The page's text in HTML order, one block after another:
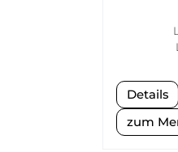
Details
zum